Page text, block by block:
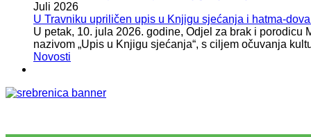
Juli 2026
U Travniku upriličen upis u Knjigu sjećanja i hatma-
U petak, 10. jula 2026. godine, Odjel za brak i
nazivom „Upis u Knjigu sjećanja“, s ciljem očuvanja
Novosti